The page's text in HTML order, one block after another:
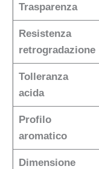
Trasparenza
Resistenza
retrogradazione
Tolleranza
acida
Profilo
aromatico
Dimensione